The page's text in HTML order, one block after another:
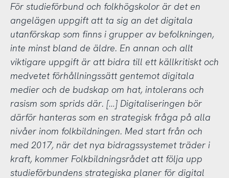
För studieförbund och folkhögskolor är det en
angelägen uppgift att ta sig an det digitala
utanförskap som finns i grupper av befolkningen,
inte minst bland de äldre. En annan och allt
viktigare uppgift är att bidra till ett källkritiskt och
medvetet förhållningssätt gentemot digitala
medier och de budskap om hat, intolerans och
rasism som sprids där. […] Digitaliseringen bör
därför hanteras som en strategisk fråga på alla
nivåer inom folkbildningen. Med start från och
med 2017, när det nya bidragssystemet träder i
kraft, kommer Folkbildningsrådet att följa upp
studieförbundens strategiska planer för digital